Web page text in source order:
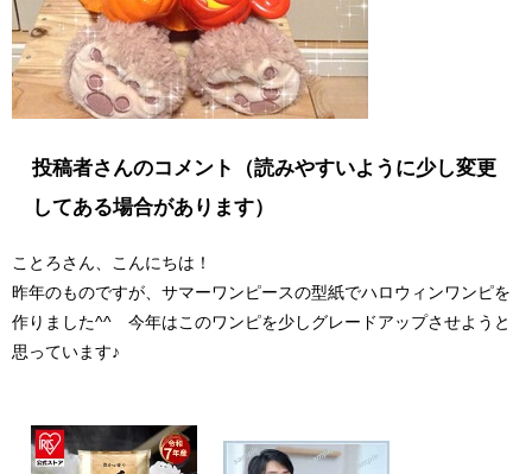
投稿者さんのコメント（読みやすいように少し変更
してある場合があります）
ことろさん、こんにちは！
昨年のものですが、サマーワンピースの型紙でハロウィンワンピを
作りました^^ 今年はこのワンピを少しグレードアップさせようと
思っています♪